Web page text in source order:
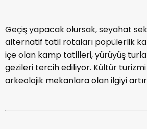
Geçiş yapacak olursak, seyahat
alternatif tatil rotaları popülerlik
içe olan kamp tatilleri, yürüyüş
gezileri tercih ediliyor. Kültür
arkeolojik mekanlara olan ilgiyi